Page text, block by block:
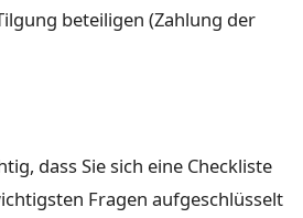
beteiligen (Zahlung der
dass Sie sich eine Checkliste
Fragen aufgeschlüsselt